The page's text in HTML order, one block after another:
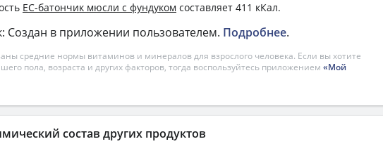
ЕС-батончик мюсли с фундуком составляет 411 кКал.
Создан в приложении пользователем. Подробнее.
средние нормы витаминов и минералов для взрослого человека. Если вы хотите
пола, возраста и других факторов, тогда воспользуйтесь приложением «Мой
состав других продуктов